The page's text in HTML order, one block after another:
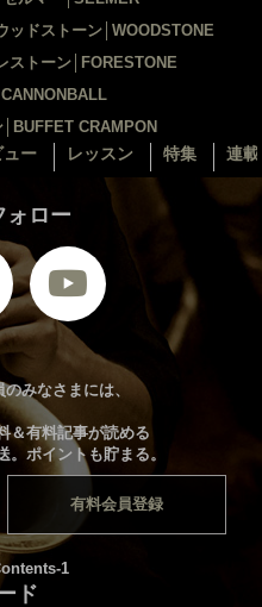
ッドストーン│WOODSTONE
ストーン│FORESTONE
CRAMPON
ュー レッスン 特集 連
ォロー
みなさまには、
＆有料記事が読める
ポイントも貯まる。
有料会員登録
1
ド